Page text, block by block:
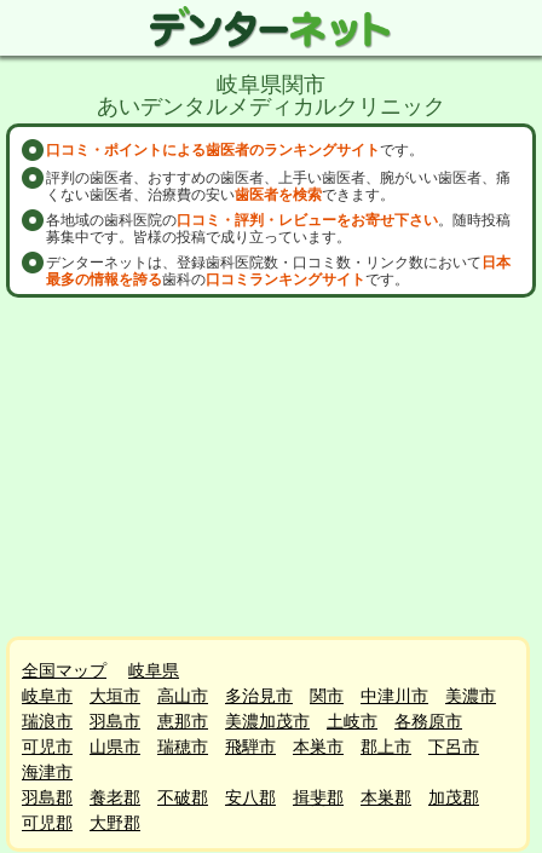
岐阜県関市
あいデンタルメディカルクリニック
口コミ・ポイントによる歯医者のランキングサイトです。
評判の歯医者、おすすめの歯医者、上手い歯医者、腕がいい歯医者、痛
くない歯医者、治療費の安い歯医者を検索できます。
各地域の歯科医院の口コミ・評判・レビューをお寄せ下さい。随時投稿
募集中です。皆様の投稿で成り立っています。
デンターネットは、登録歯科医院数・口コミ数・リンク数において 日本
最多の情報を誇る歯科の口コミランキングサイトです。
全国マップ
岐阜県
岐阜市
大垣市 高山市 多治見市 関市 中津川市
美濃市
瑞浪市
羽島市 恵那市 美濃加茂市 土岐市
各務原市
可児市
山県市 瑞穂市 飛騨市 本巣市 郡上市
下呂市
海津市
羽島郡
養老郡 不破郡 安八郡 揖斐郡 本巣郡
加茂郡
可児郡
大野郡